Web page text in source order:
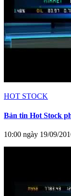
HOT STOCK
Bản tin Hot Stock
10:00 ngày 19/09/